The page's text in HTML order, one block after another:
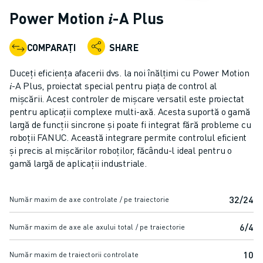
GAMA ROBOȚI
CONTROLERE ROBOȚI
ACCESORII ROBOȚI
SOFWARE ROBOȚI
SOFTWARE DE SIMULARE
PRODUSE DE ROBOTICĂ EDUCAȚIONALĂ
AUTOMATIZAREA ROBOTICĂ
ROBOȚI SUDARE CU ARC ELECTRIC
ROBOȚI ARTICULAȚI
SERIA ARC MATE
ROBOȚI INDUSTRIE ALIMENTARĂ ȘI CLEANROOM
ROBOȚI SCARA
Power Motion 𝑖-A Plus
COMPARAȚI SHARE
Duceți eficiența afacerii dvs. la noi înălțimi cu Power Motion
𝑖-A Plus, proiectat special pentru piața de control al
mișcării. Acest controler de mișcare versatil este proiectat
pentru aplicații complexe multi-axă. Acesta suportă o gamă
largă de funcții sincrone și poate fi integrat fără probleme cu
roboții FANUC. Această integrare permite controlul eficient
și precis al mișcărilor roboților, făcându-l ideal pentru o
gamă largă de aplicații industriale.
Număr maxim de axe controlate / pe traiectorie 32/24
Număr maxim de axe ale axului total / pe traiectorie 6/4
Număr maxim de traiectorii controlate 10